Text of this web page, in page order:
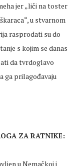
jer „liči na toster
u stvarnom
rasprodati su do
s kojim se danas
da tvrdoglavo
ga prilagođavaju
ZA RATNIKE:
u Nemačkoj i